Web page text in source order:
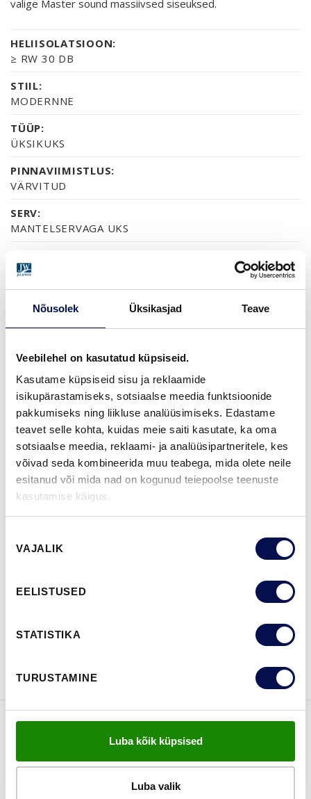
Nõusolek Üksikasjad Teave
Veebilehel on kasutatud küpsiseid.
Kasutame küpsiseid sisu ja reklaamide
isikupärastamiseks, sotsiaalse meedia funktsioonide
pakkumiseks ning liikluse analüüsimiseks. Edastame
teavet selle kohta, kuidas meie saiti kasutate, ka oma
sotsiaalse meedia, reklaami- ja analüüsipartneritele, kes
võivad seda kombineerida muu teabega, mida olete neile
esitanud või mida nad on kogunud teiepoolse teenuste
kasutamise käigus.
valik
VAJALIK
EELISTUSED
STATISTIKA
TURUSTAMINE
Luba kõik küpsised
Luba valik
valige Master sound massiivsed siseuksed.
HELIISOLATSIOON:
≥ RW 30 DB
STIIL:
MODERNNE
TÜÜP:
ÜKSIKUKS
PINNAVIIMISTLUS:
VÄRVITUD
SERV:
MANTELSERVAGA UKS
70% PEFC
2-AASTANE TOOTEGARANTII
VIIMISTLUS (16)
NCS S0502-YNCS S0500-NNCS S1502-G50Y
NCS S5500-NNCS S9000-N
ROHKEM
MÕÕDUD
VAATA
Võta meiega
FUNKTSIOONID